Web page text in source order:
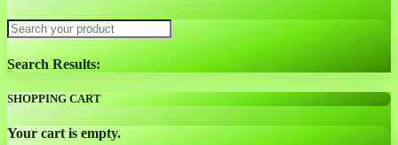
Search Results:
SHOPPING CART
Your cart is empty.